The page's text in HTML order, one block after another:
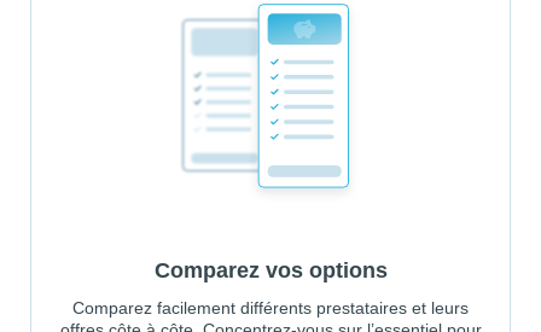
Comparez vos options
Comparez facilement différents prestataires et leurs